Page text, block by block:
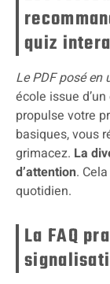
quiz
Le PDF posé en
école issue
propulse votre
basiques, vous
grimacez. La
d’attention.
quotidien.
La FAQ